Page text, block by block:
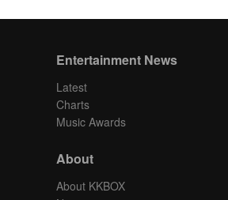
Entertainment News
Latest
Charts
Music Awards
About
About KKBOX